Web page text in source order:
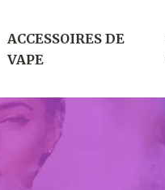
ACCESSOIRES DE
VAPE